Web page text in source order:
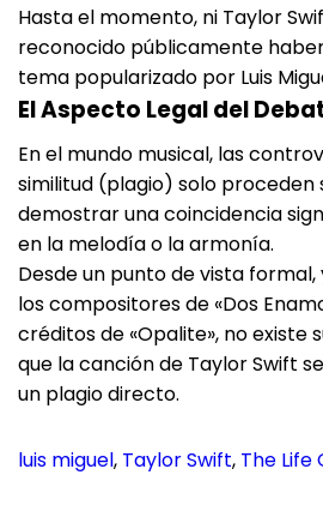
Hasta el momento, ni Taylor
reconocido públicamente
tema popularizado por Luis
El Aspecto Legal del
En el mundo musical, las
similitud (plagio) solo proceden
demostrar una coincidencia
en la melodía o la armonía.
Desde un punto de vista formal,
los compositores de «Dos
créditos de «Opalite», no existe
que la canción de Taylor Swift
un plagio directo.
luis miguel, Taylor Swift, The Life